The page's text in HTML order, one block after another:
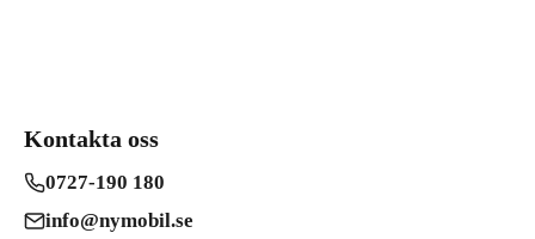
Kontakta oss
0727-190 180
info@nymobil.se